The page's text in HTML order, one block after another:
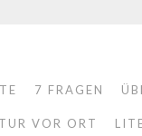
7 FRAGEN
VOR ORT